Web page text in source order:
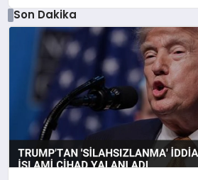
Son Dakika